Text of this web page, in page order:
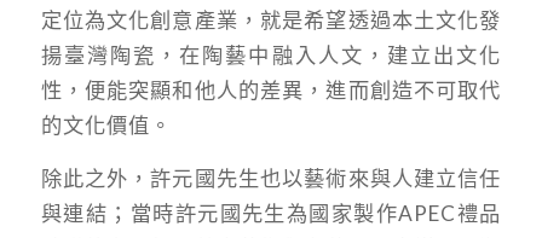
定位為文化創意產業，就是希望透過本土文化發
揚臺灣陶瓷，在陶藝中融入人文，建立出文化
性，便能突顯和他人的差異，進而創造不可取代
的文化價值。
除此之外，許元國先生也以藝術來與人建立信任
與連結；當時許元國先生為國家製作APEC禮品